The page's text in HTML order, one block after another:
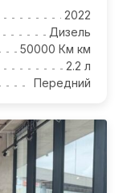
2022
Дизель
50000 Км км
2.2 л
Передний